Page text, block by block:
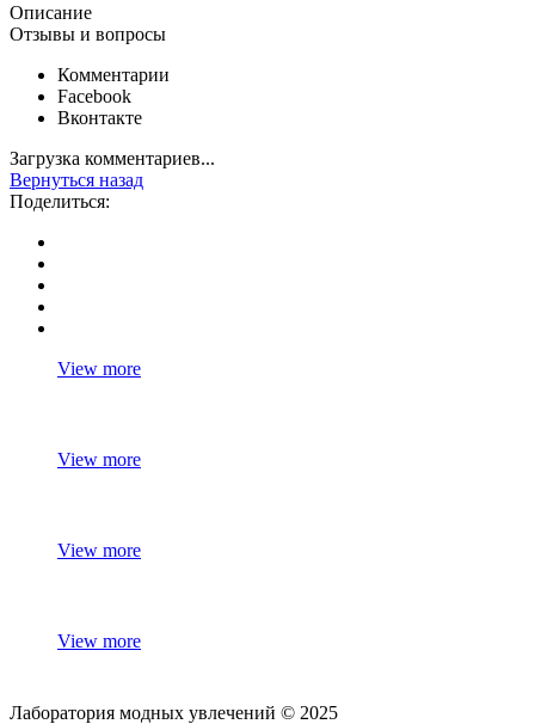
Описание
Отзывы и вопросы
Комментарии
Facebook
Вконтакте
Загрузка комментариев...
Вернуться назад
Поделиться:
View more
View more
View more
View more
Лаборатория модных увлечений © 2025